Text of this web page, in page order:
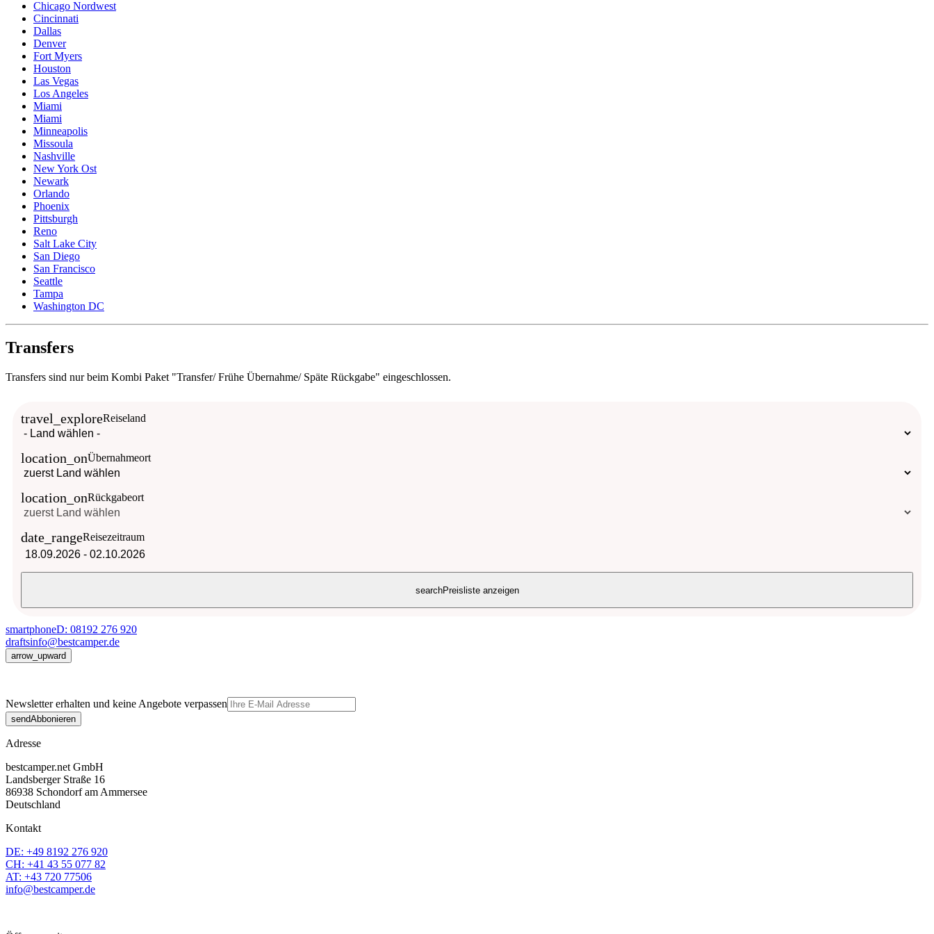
Chicago Nordwest
Cincinnati
Dallas
Denver
Fort Myers
Houston
Las Vegas
Los Angeles
Miami
Miami
Minneapolis
Missoula
Nashville
New York Ost
Newark
Orlando
Phoenix
Pittsburgh
Reno
Salt Lake City
San Diego
San Francisco
Seattle
Tampa
Washington DC
Transfers
Transfers sind nur beim Kombi Paket "Transfer/ Frühe Übernahme/ Späte Rückgabe" eingeschlossen.
travel_exploreReiseland
location_onÜbernahmeort
location_onRückgabeort
date_rangeReisezeitraum
18.09.2026 - 02.10.2026
searchPreisliste anzeigen
smartphoneD: 08192 276 920
draftsinfo@bestcamper.de
arrow_upward
Newsletter erhalten und keine Angebote verpassen
sendAbbonieren
Adresse
bestcamper.net GmbH
Landsberger Straße 16
86938 Schondorf am Ammersee
Deutschland
Kontakt
DE: +49 8192 276 920
CH: +41 43 55 077 82
AT: +43 720 77506
info@bestcamper.de